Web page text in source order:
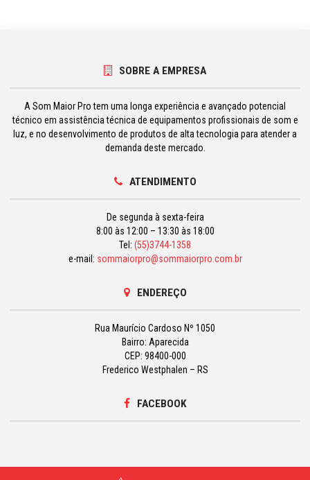
SOBRE A EMPRESA
A Som Maior Pro tem uma longa experiência e avançado potencial
técnico em assistência técnica de equipamentos profissionais de som e
luz, e no desenvolvimento de produtos de alta tecnologia para atender a
demanda deste mercado.
ATENDIMENTO
De segunda à sexta-feira
8:00 às 12:00 – 13:30 às 18:00
Tel: (55)3744-1358
e-mail: sommaiorpro@sommaiorpro.com.br
ENDEREÇO
Rua Maurício Cardoso Nº 1050
Bairro: Aparecida
CEP: 98400-000
Frederico Westphalen – RS
FACEBOOK